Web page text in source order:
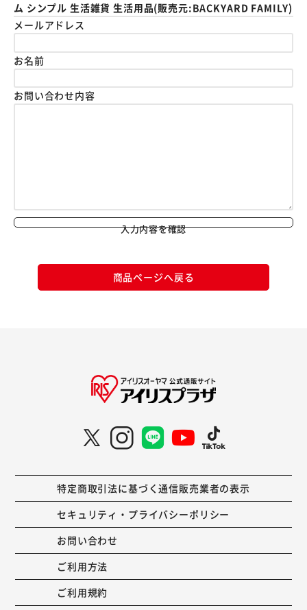
ム シンプル 生活雑貨 生活用品(販売元:BACKYARD FAMILY)
メールアドレス
お名前
お問い合わせ内容
入力内容を確認
商品ページへ戻る
特定商取引法に基づく通信販売業者の表示
セキュリティ・プライバシーポリシー
お問い合わせ
ご利用方法
ご利用規約